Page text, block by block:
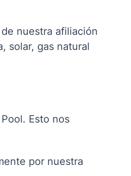
nuestra afiliación
solar, gas natural
Esto nos
por nuestra